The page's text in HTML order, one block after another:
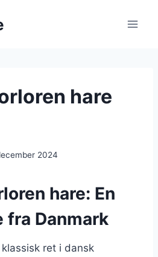
hare
2024
hare: En
fra Danmark
ret i dansk